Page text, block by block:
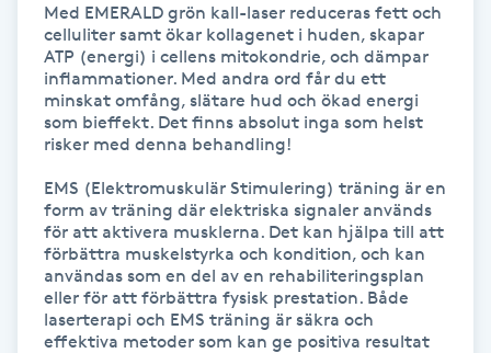
Hollywood Peel
Hot Stone Massage
Hot yoga
Hudföryngring
Huduppstramning
Med EMERALD grön kall-laser reduceras fett och
celluliter samt ökar kollagenet i huden, skapar
ATP (energi) i cellens mitokondrie, och dämpar
inflammationer. Med andra ord får du ett
minskat omfång, slätare hud och ökad energi
som bieffekt. Det finns absolut inga som helst
risker med denna behandling!
EMS (Elektromuskulär Stimulering) träning är en
form av träning där elektriska signaler används
för att aktivera musklerna. Det kan hjälpa till att
förbättra muskelstyrka och kondition, och kan
användas som en del av en rehabiliteringsplan
eller för att förbättra fysisk prestation. Både
laserterapi och EMS träning är säkra och
effektiva metoder som kan ge positiva resultat